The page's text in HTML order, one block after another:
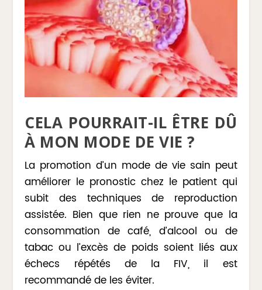
CELA POURRAIT-IL ÊTRE DÛ
À MON MODE DE VIE ?
La promotion d’un mode de vie sain peut
améliorer le pronostic chez le patient qui
subit des techniques de reproduction
assistée. Bien que rien ne prouve que la
consommation de café, d’alcool ou de
tabac ou l’excès de poids soient liés aux
échecs répétés de la FIV, il est
recommandé de les éviter.